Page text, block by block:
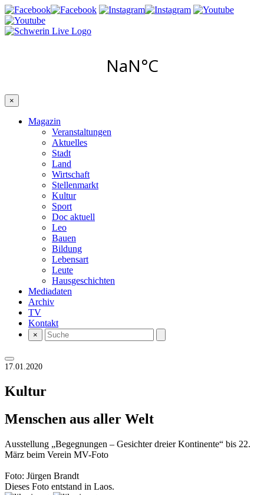
×
Magazin
Veranstaltungen
Aktuelles
Stadt
Land
Wirtschaft
Stellenmarkt
Kultur
Sport
Doc aktuell
Leo
Bauen
Bildung
Lebensart
Leute
Hausgeschichten
Mediadaten
Archiv
TV
Kontakt
×
17.01.2020
Kultur
Menschen aus aller Welt
Ausstellung „Begegnungen – Gesichter dreier Kontinente“ bis 22.
März beim Verein MV-Foto
Foto: Jürgen Brandt
Dieses Foto entstand in Laos.